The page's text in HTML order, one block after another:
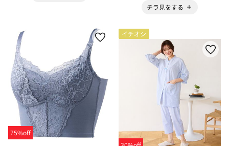
チラ見をする
75%off
イチオシ